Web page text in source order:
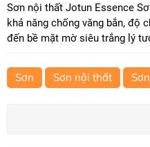
Sơn nội thất Jotun Essence
khả năng chống văng bắn, độ
đến bề mặt mờ siêu trắng lý
Sơn Sơn nội thất